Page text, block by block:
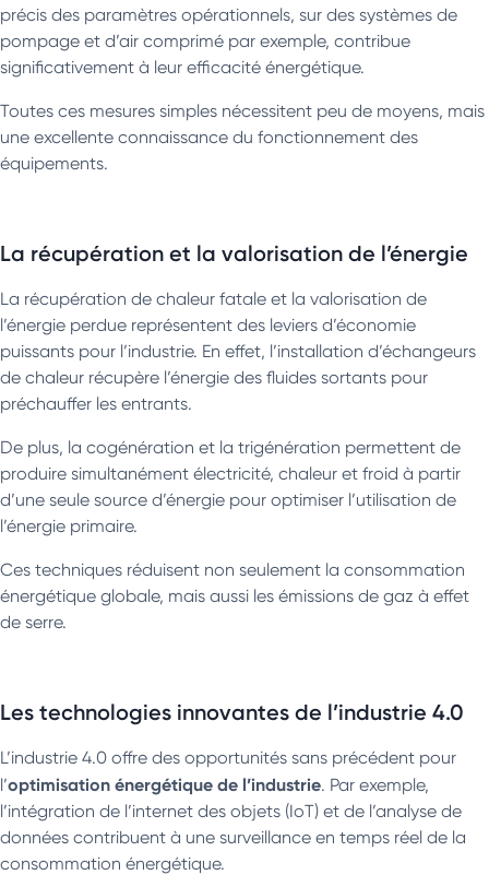
précis des paramètres opérationnels, sur des systèmes de
pompage et d’air comprimé par exemple, contribue
significativement à leur efficacité énergétique.
Toutes ces mesures simples nécessitent peu de moyens, mais
une excellente connaissance du fonctionnement des
équipements.
La récupération et la valorisation de l’énergie
La récupération de chaleur fatale et la valorisation de
l’énergie perdue représentent des leviers d’économie
puissants pour l’industrie. En effet, l’installation d’échangeurs
de chaleur récupère l’énergie des fluides sortants pour
préchauffer les entrants.
De plus, la cogénération et la trigénération permettent de
produire simultanément électricité, chaleur et froid à partir
d’une seule source d’énergie pour optimiser l’utilisation de
l’énergie primaire.
Ces techniques réduisent non seulement la consommation
énergétique globale, mais aussi les émissions de gaz à effet
de serre.
Les technologies innovantes de l’industrie 4.0
L’industrie 4.0 offre des opportunités sans précédent pour
l’optimisation énergétique de l’industrie. Par exemple,
l’intégration de l’internet des objets (IoT) et de l’analyse de
données contribuent à une surveillance en temps réel de la
consommation énergétique.